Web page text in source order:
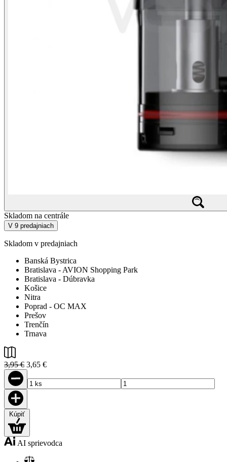
Skladom na centrále
V 9 predajniach
Skladom v predajniach
Banská Bystrica
Bratislava - AVION Shopping Park
Bratislava - Dúbravka
Košice
Nitra
Poprad - OC MAX
Prešov
Trenčín
Trnava
3,95 € 3,65 €
AI sprievodca